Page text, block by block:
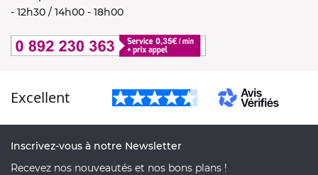
- 12h30 / 14h00 - 18h00
Excellent
Inscrivez-vous à notre Newsletter
Recevez nos nouveautés et nos bons plans !